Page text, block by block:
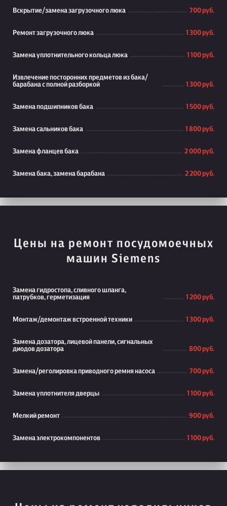
Вскрытие/замена загрузочного люка 700 руб.
Ремонт загрузочного люка 1 300 руб.
Замена уплотнительного кольца люка 1 100 руб.
Извлечение посторонних предметов из бака/
барабана с полной разборкой
1 300 руб.
Замена подшипников бака 1 500 руб.
Замена сальников бака 1 800 руб.
Замена фланцев бака 2 000 руб.
Замена бака, замена барабана 2 200 руб.
Цены на ремонт посудомоечных
машин Siemens
Замена гидростопа, сливного шланга,
патрубков, герметизация
1 200 руб.
Монтаж/демонтаж встроенной техники 1 300 руб.
Замена дозатора, лицевой панели, сигнальных
диодов дозатора
800 руб.
Замена/реголировка приводного ремня насоса 700 руб.
Замена уплотнителя дверцы 1 100 руб.
Мелкий ремонт 900 руб.
Замена электрокомпонентов 1 100 руб.